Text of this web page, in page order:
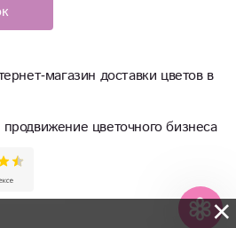
×
магазин доставки цветов в
цветочного бизнеса